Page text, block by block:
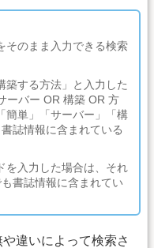
そのまま入力できる検索
築する方法」と入力した
ーバー OR 構築 OR 方
簡単」「サーバー」「構
誌情報に含まれている
を入力した場合は、それ
書誌情報に含まれてい
違いによって検索さ